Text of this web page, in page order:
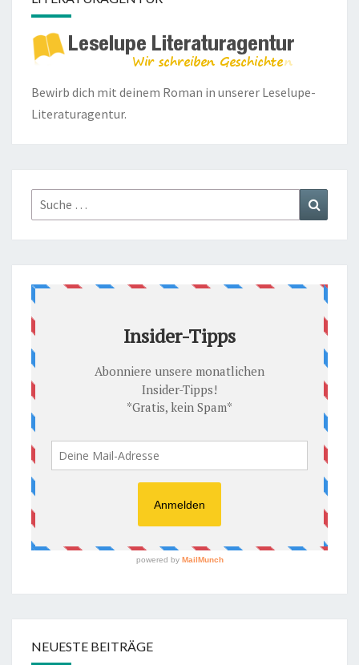
Bewirb dich mit deinem Roman in unserer Leselupe-
Literaturagentur.
Suche
nach:
NEUESTE BEITRÄGE